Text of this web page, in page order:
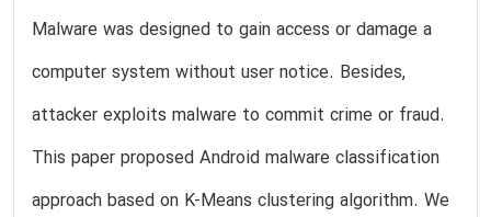
Malware was designed to gain access or damage a
computer system without user notice. Besides,
attacker exploits malware to commit crime or fraud.
This paper proposed Android malware classification
approach based on K-Means clustering algorithm. We